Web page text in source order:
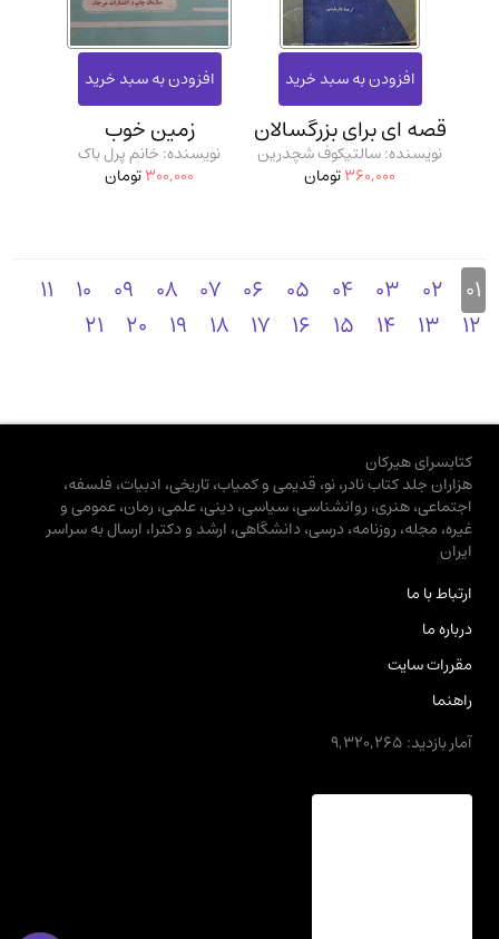
قصه ای برای بزرگسالان
نویسنده: سالتیکوف شچدرین
360,000تومان
زمین خوب
نویسنده: خانم پرل باک
300,000تومان
01
02
03
04
05
06
07
08
09
10
11
12
13
14
15
16
17
18
19
20
21
کتابسرای هیرکان
هزاران جلد کتاب نادر، نو، قدیمی و کمیاب، تاریخی، ادبیات، فلسفه،
اجتماعی، هنری، روانشناسی، سیاسی، دینی، علمی، رمان، عمومی و
غیره، مجله، روزنامه، درسی، دانشگاهی، ارشد و دکترا، ارسال به سراسر
ایران
ارتباط با ما
درباره ما
مقررات سایت
راهنما
آمار بازدید: 9,320,265